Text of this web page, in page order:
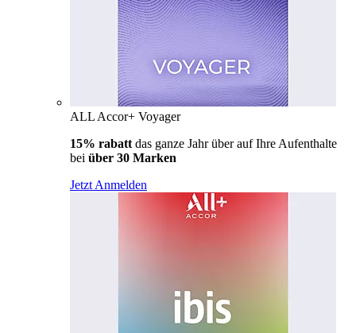
ALL Accor+ Voyager
15% rabatt das ganze Jahr über auf Ihre Aufenthalte
bei über 30 Marken
Jetzt Anmelden